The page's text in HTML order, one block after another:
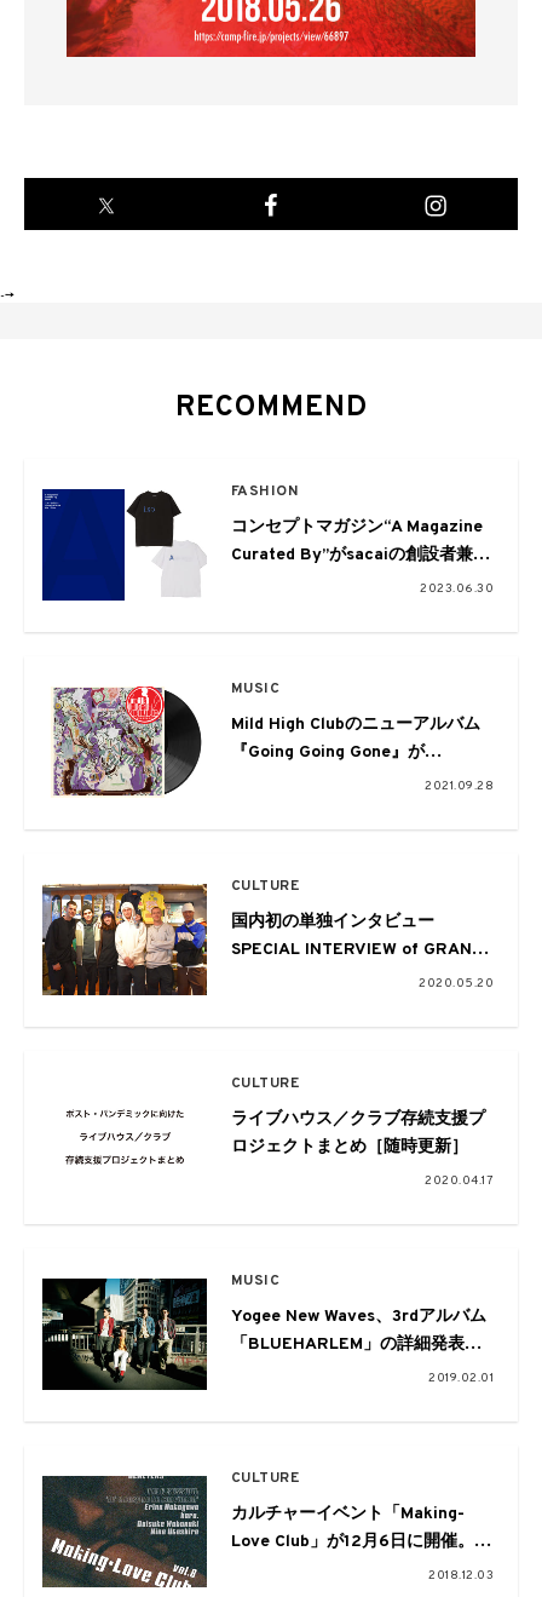
-->
RECOMMEND
FASHION
コンセプトマガジン“A Magazine
Curated By”がsacaiの創設者兼デ
ザイナー 阿部千登勢をゲストキュ
2023.06.30
MUSIC
Mild High Clubのニューアルバム
『Going Going Gone』が
〈Stones Throw〉よりリリース、
メーションMVも公開
2021.09.28
CULTURE
国内初の単独インタビュー
SPECIAL INTERVIEW of GRAND
COLLECTION -Ben Oleynik-2020.05.20
CULTURE
ライブハウス／クラブ存続支援プ
ロジェクトまとめ［随時更新］
2020.04.17
MUSIC
Yogee New Waves、3rdアルバム
「BLUEHARLEM」の詳細発表、
全国ツアーの開催も決定！2019.02.01
CULTURE
カルチャーイベント「Making-
Love Club」が12月6日に開催。中
川えりな、haru.、歌代ニーナらが
2018.12.03